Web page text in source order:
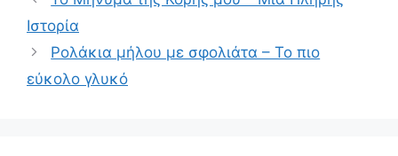
Ιστορία
Ρολάκια μήλου με σφολιάτα – Το πιο
εύκολο γλυκό